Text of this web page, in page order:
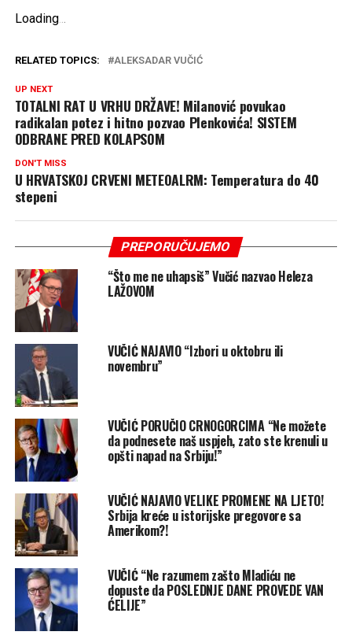
Loading...
RELATED TOPICS: ALEKSADAR VUČIĆ
UP NEXT
TOTALNI RAT U VRHU DRŽAVE! Milanović povukao
radikalan potez i hitno pozvao Plenkovića! SISTEM
ODBRANE PRED KOLAPSOM
DON'T MISS
U HRVATSKOJ CRVENI METEOALRM: Temperatura do 40
stepeni
PREPORUČUJEMO
“Što me ne uhapsiš” Vučić nazvao Heleza
LAŽOVOM
VUČIĆ NAJAVIO “Izbori u oktobru ili
novembru”
VUČIĆ PORUČIO CRNOGORCIMA “Ne možete
da podnesete naš uspjeh, zato ste krenuli u
opšti napad na Srbiju!”
VUČIĆ NAJAVIO VELIKE PROMENE NA LJETO!
Srbija kreće u istorijske pregovore sa
Amerikom?!
VUČIĆ “Ne razumem zašto Mladiću ne
dopuste da POSLEDNJE DANE PROVEDE VAN
ĆELIJE”